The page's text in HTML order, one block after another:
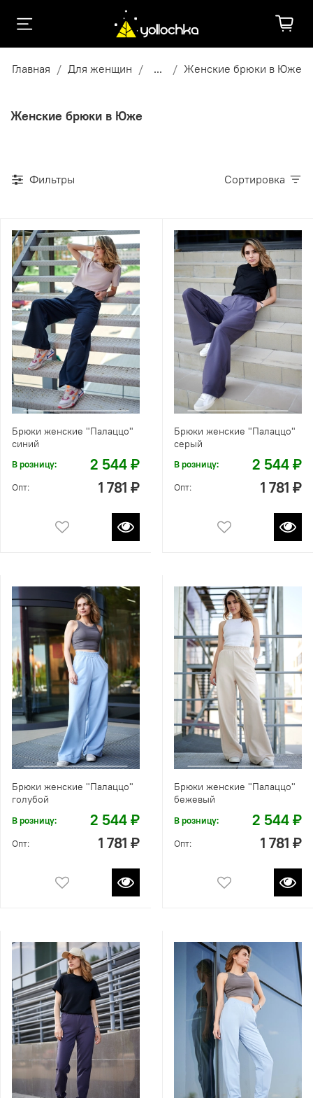
Главная Для женщин ... Женские брюки в Юже
Женские брюки в Юже
Фильтры Сортировка
Брюки женские "Палаццо"
синий
В розницу: 2 544 ₽
Опт: 1 781 ₽
Брюки женские "Палаццо"
серый
В розницу: 2 544 ₽
Опт: 1 781 ₽
Брюки женские "Палаццо"
голубой
В розницу: 2 544 ₽
Опт: 1 781 ₽
Брюки женские "Палаццо"
бежевый
В розницу: 2 544 ₽
Опт: 1 781 ₽